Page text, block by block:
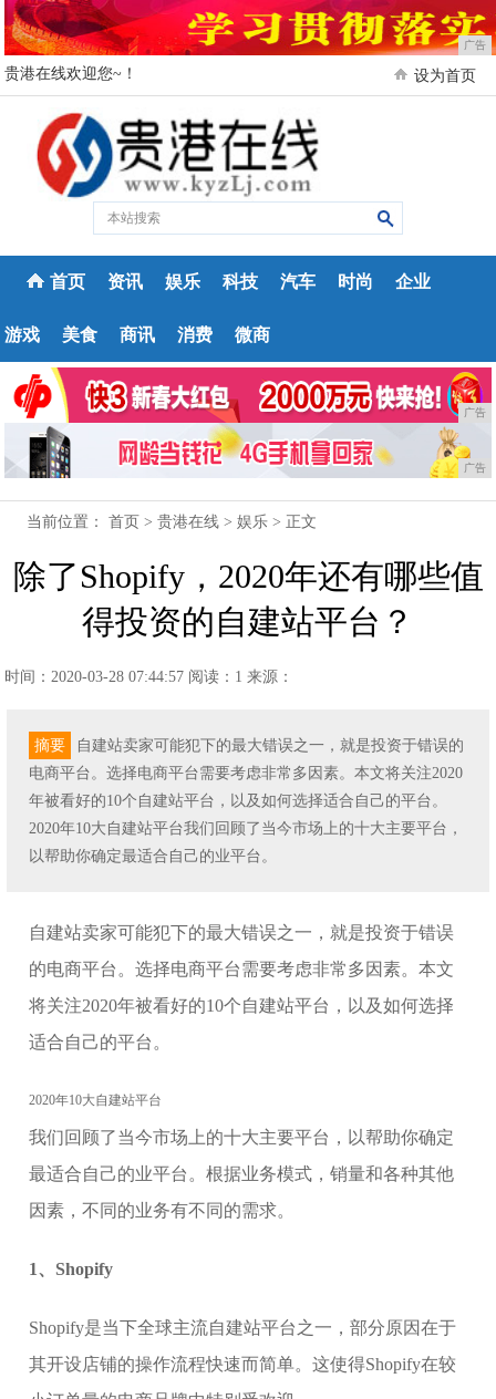
广告
贵港在线欢迎您~！ 设为首页
首页 资讯 娱乐 科技 汽车 时尚 企业
游戏 美食 商讯 消费 微商
广告
广告
当前位置：首页 >贵港在线 >娱乐 > 正文
除了Shopify，2020年还有哪些值
得投资的自建站平台？
时间：2020-03-28 07:44:57 阅读：1 来源：
摘要
自建站卖家可能犯下的最大错误之一，就是投资于错误的
电商平台。选择电商平台需要考虑非常多因素。本文将关注2020
年被看好的10个自建站平台，以及如何选择适合自己的平台。
2020年10大自建站平台我们回顾了当今市场上的十大主要平台，
以帮助你确定最适合自己的业平台。
自建站卖家可能犯下的最大错误之一，就是投资于错误
的电商平台。选择电商平台需要考虑非常多因素。本文
将关注2020年被看好的10个自建站平台，以及如何选择
适合自己的平台。
2020年10大自建站平台
我们回顾了当今市场上的十大主要平台，以帮助你确定
最适合自己的业平台。根据业务模式，销量和各种其他
因素，不同的业务有不同的需求。
1、Shopify
Shopify是当下全球主流自建站平台之一，部分原因在于
其开设店铺的操作流程快速而简单。这使得Shopify在较